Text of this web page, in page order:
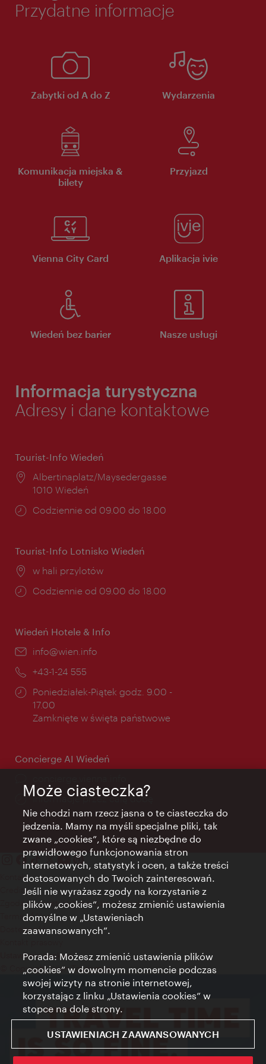
Przydatne informacje
Zabytki od A do Z Wydarzenia
Komunikacja miejska &
bilety
Przyjazd
Vienna City Card Aplikacja ivie
Wiedeń bez barier Nasze usługi
Informacja turystyczna
Adresy i dane kontaktowe
Tourist-Info Wiedeń
Miejsce:
Albertinaplatz/Maysedergasse
1010 Wiedeń
Godziny
Codziennie od 09.00 do 18.00
Tourist-Info Lotnisko Wiedeń
Miejsce:
w hali przylotów
Godziny
Codziennie od 09.00 do 18.00
Wiedeń Hotele & Info
E-
info@wien.info
Telefon:
+43-1-24 555
Godziny
otwarcia:
Poniedziałek-Piątek godz. 9.00 -
17.00
Zamknięte w święta państwowe
Concierge AI Wiedeń
Informacje przez całą dobę
Kontakt
Credits
Zgoda na przetwarzanie danych osobowych
Terms of Use
Dostępność
Ustawienia cookies
© Copyright Wien Tourismus
Może ciasteczka?
Nie chodzi nam rzecz jasna o te ciasteczka do
jedzenia. Mamy na myśli specjalne pliki, tak
zwane „cookies”, które są niezbędne do
prawidłowego funkcjonowania stron
internetowych, statystyk i ocen, a także treści
dostosowanych do Twoich zainteresowań.
Jeśli nie wyrażasz zgody na korzystanie z
plików „cookies”, możesz zmienić ustawienia
domyślne w „Ustawieniach
zaawansowanych”.
Porada: Możesz zmienić ustawienia plików
„cookies” w dowolnym momencie podczas
swojej wizyty na stronie internetowej,
korzystając z linku „Ustawienia cookies” w
stopce na dole strony.
USTAWIENIACH ZAAWANSOWANYCH